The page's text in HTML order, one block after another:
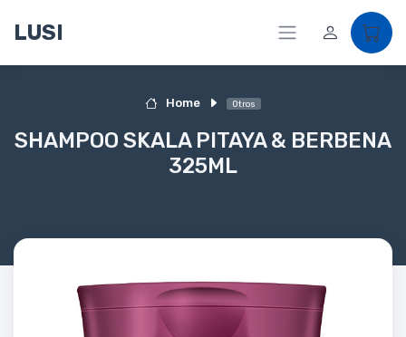
LUSI
Home Otros
SHAMPOO SKALA PITAYA & BERBENA
325ML